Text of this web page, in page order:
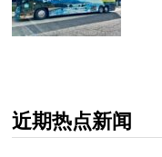
近期热点新闻